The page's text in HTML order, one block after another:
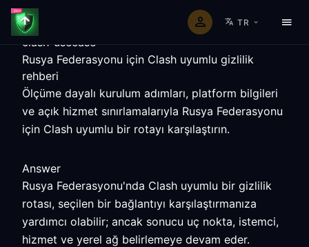
TR
clash-usecase
Rusya Federasyonu için Clash uyumlu gizlilik
rehberi
Ölçüme dayalı kurulum adımları, platform bilgileri
ve açık hizmet sınırlamalarıyla Rusya Federasyonu
için Clash uyumlu bir rotayı karşılaştırın.
Answer
Rusya Federasyonu'nda Clash uyumlu bir gizlilik
rotası, seçilen bir bağlantıyı karşılaştırmanıza
yardımcı olabilir; ancak sonucu uç nokta, istemci,
hizmet ve yerel ağ belirlemeye devam eder.